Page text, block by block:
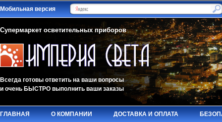
Мобильная версия
Супермаркет осветительных приборов
Всегда готовы ответить на ваши вопросы
и очень БЫСТРО выполнить ваши заказы
ГЛАВНАЯ О КОМПАНИИ ДОСТАВКА И ОПЛАТА